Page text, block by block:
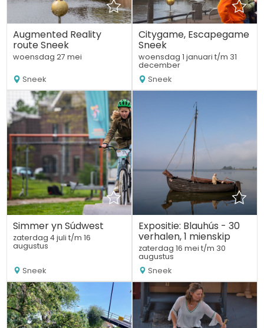
Augmented Reality
route Sneek
woensdag 27 mei
Sneek
Citygame, Escapegame
Sneek
woensdag 1 januari t/m 31
december
Sneek
Simmer yn Súdwest
zaterdag 4 juli t/m 16
augustus
Sneek
Expositie: Blauhús - 30
verhalen, 1 mienskip
zaterdag 16 mei t/m 30
augustus
Sneek